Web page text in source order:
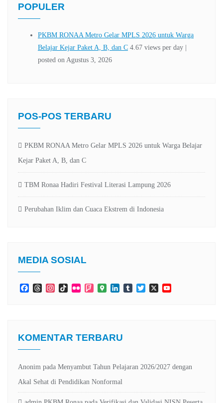
POPULER
POS-POS TERBARU
PKBM RONAA Metro Gelar MPLS 2026 untuk Warga Belajar
Kejar Paket A, B, dan C
TBM Ronaa Hadiri Festival Literasi Lampung 2026
Perubahan Iklim dan Cuaca Ekstrem di Indonesia
MEDIA SOSIAL
FacebookThreadsInstagramTikTokFlickr Foursquare
GoogleLinkedInTumblrTwitter
X
KOMENTAR TERBARU
Anonim pada Menyambut Tahun Pelajaran 2026/2027 dengan
Akal Sehat di Pendidikan Nonformal